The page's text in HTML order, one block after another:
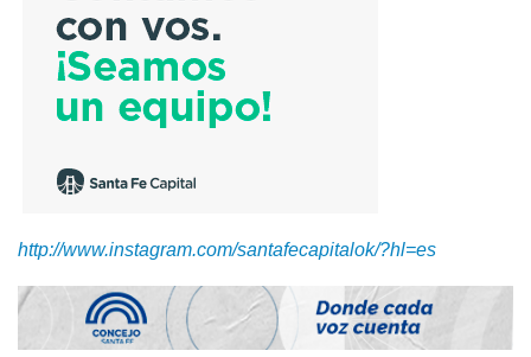
http://www.instagram.com/santafecapitalok/?hl=es